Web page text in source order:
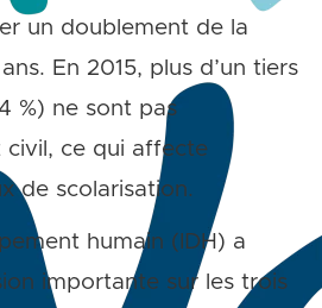
un doublement de la
En 2015, plus d’un tiers
%) ne sont pas
civil, ce qui affecte
de scolarisation.
humain (IDH) a
importante sur les trois